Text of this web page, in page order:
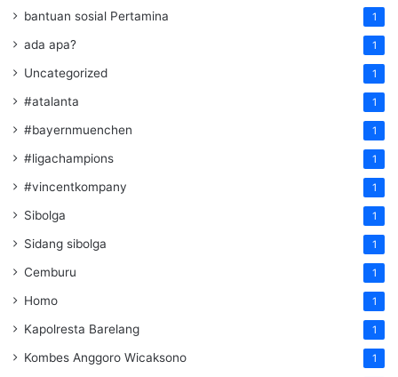
bantuan sosial Pertamina 1
ada apa? 1
Uncategorized 1
#atalanta 1
#bayernmuenchen 1
#ligachampions 1
#vincentkompany 1
Sibolga 1
Sidang sibolga 1
Cemburu 1
Homo 1
Kapolresta Barelang 1
Kombes Anggoro Wicaksono 1